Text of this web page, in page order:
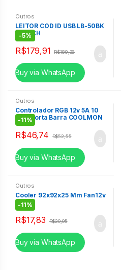
Outros
LEITOR COD ID USB LB-50BK
C3TECH
-5%
R$179,91 R$189,38
Buy via WhatsApp
Outros
Controlador RGB 12v 5A 10
6Pin Porta Barra COOLMON
-11%
R$46,74 R$52,55
Buy via WhatsApp
Outros
Cooler 92x92x25 Mm Fan12v
0,25a
-11%
R$17,83 R$20,05
Buy via WhatsApp